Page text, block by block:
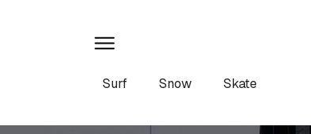
Surf Snow Skate